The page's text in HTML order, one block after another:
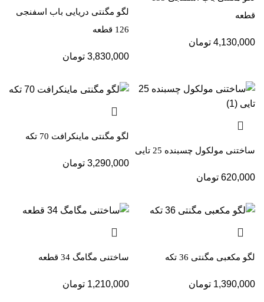
قطعه
4,130,000 تومان
لگو مگنتی دریایی باب اسفنجی
126 قطعه
3,830,000 تومان
ساختنی مولکول چسبنده 25 تایی
620,000 تومان
لگو مگنتی ماینکرافت 70 تکه
3,290,000 تومان
لگو مکعبی مگنتی 36 تکه
1,390,000 تومان
ساختنی مگامگ 34 قطعه
1,210,000 تومان